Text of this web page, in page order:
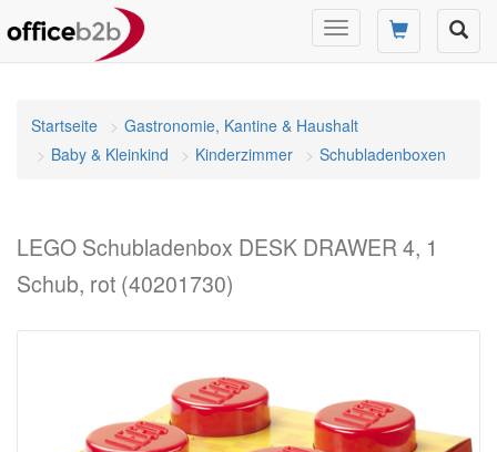
Navigation
umschalten
Startseite
Gastronomie, Kantine & Haushalt
Baby & Kleinkind
Kinderzimmer Schubladenboxen
LEGO Schubladenbox DESK DRAWER 4, 1
Schub, rot (40201730)